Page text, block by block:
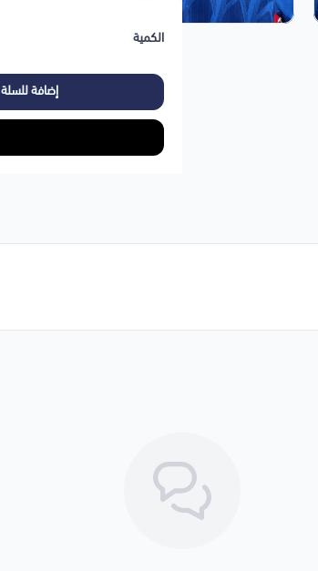
الكمية
إضافة للسلة